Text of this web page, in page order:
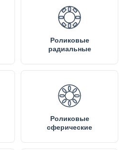
Роликовые
радиальные
Роликовые
сферические